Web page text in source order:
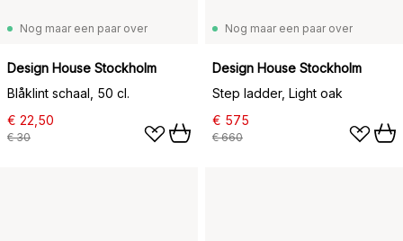
Nog maar een paar over
Design House Stockholm
Blåklint schaal, 50 cl.
€ 22,50
€ 30
Nog maar een paar over
Design House Stockholm
Step ladder, Light oak
€ 575
€ 660